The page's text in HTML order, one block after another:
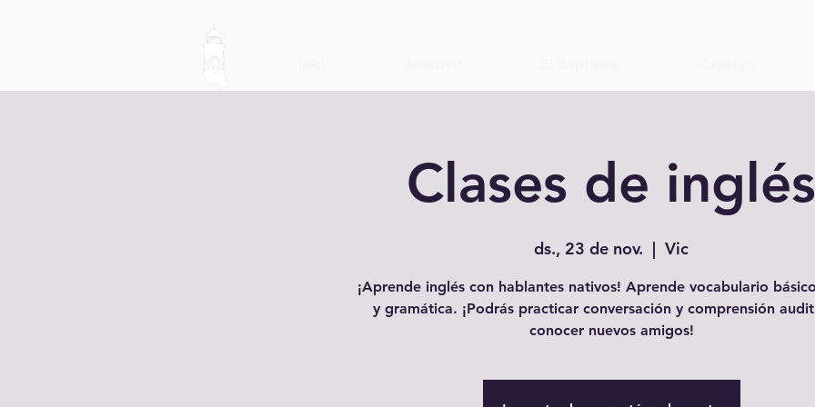
Clases de inglés
ds., 23 de nov.
  |
Vic
¡Aprende inglés con hablantes nativos! Aprende vocabulario
y gramática. ¡Podrás practicar conversación y comprensión
conocer nuevos amigos!